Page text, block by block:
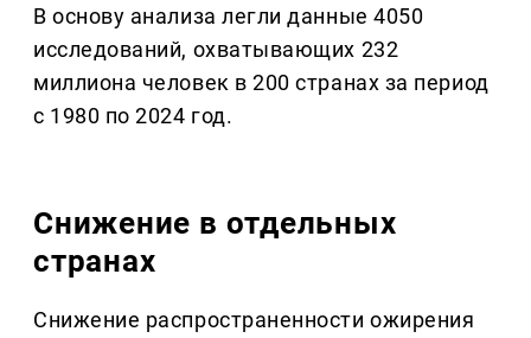
В основу анализа легли данные 4050
исследований, охватывающих 232
миллиона человек в 200 странах за период
с 1980 по 2024 год.
Снижение в отдельных
странах
Снижение распространенности ожирения